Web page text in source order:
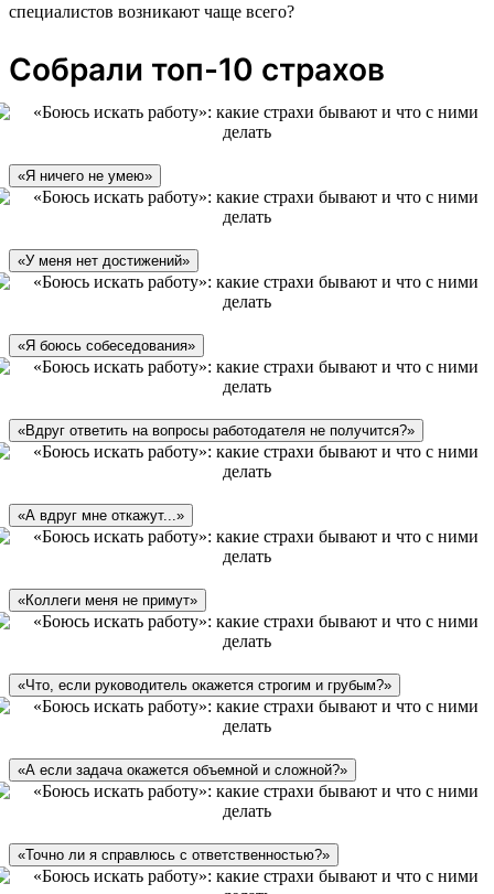
специалистов возникают чаще всего?
Собрали топ-10 страхов
«Я ничего не умею»
«У меня нет достижений»
«Я боюсь собеседования»
«Вдруг ответить на вопросы работодателя не получится?»
«А вдруг мне откажут...»
«Коллеги меня не примут»
«Что, если руководитель окажется строгим и грубым?»
«А если задача окажется объемной и сложной?»
«Точно ли я справлюсь с ответственностью?»